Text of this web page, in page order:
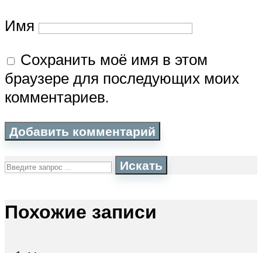
Имя
Сохранить моё имя в этом
браузере для последующих моих
комментариев.
Искать
Похожие записи